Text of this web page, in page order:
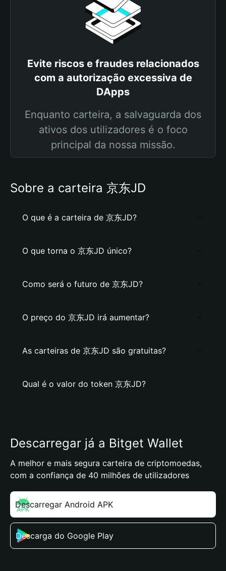
Evite riscos e fraudes relacionados
com a autorização excessiva de
DApps
Enquanto carteira, a salvaguarda dos
ativos dos utilizadores é o foco
principal da nossa missão.
Sobre a carteira 京东JD
O que é a carteira de 京东JD?
O que torna o 京东JD único?
Como será o futuro de 京东JD?
O preço do 京东JD irá aumentar?
As carteiras de 京东JD são gratuitas?
Qual é o valor do token 京东JD?
Descarregar já a Bitget Wallet
A melhor e mais segura carteira de criptomoedas,
com a confiança de 40 milhões de utilizadores
Descarregar Android APK
Descarga do Google Play